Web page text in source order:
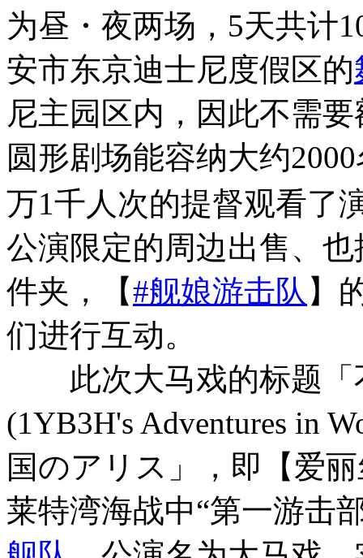
为昼・夜两场，5天共计
安市东京迪士尼度假区的
尼主园区内，因此不需
圆形剧场能容纳大约
万1千人次的提督观看了
公演限定的周边出售、
件夹，【#舰娘游击队 】
们进行互动。
此次大马戏的标题
(1YB3H's Adventures in
国のアリス」
，即【爱
莱特湾海战中“第一游击